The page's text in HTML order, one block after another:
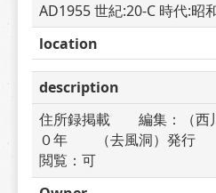
AD1955 世紀:20-C 時代:昭
location
description
住所録掲載　　編集：（西
０年　　（去風洞）発行
閲覧：可